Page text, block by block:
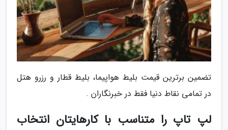
تضمین برترین قیمت بلیط هواپیما، بلیط قطار و رزرو هتل
در تمامی نقاط دنیا فقط در خبرنگاران .
لپ تاپ را متناسب با کارهایتان انتخاب